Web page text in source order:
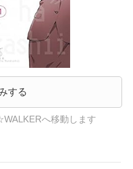
する
へ移動します